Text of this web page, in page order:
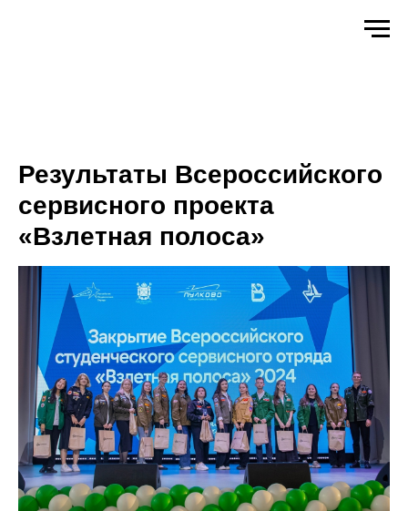
Результаты Всероссийского
сервисного проекта
«Взлетная полоса»